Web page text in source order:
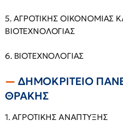
5. ΑΓΡΟΤΙΚΗΣ ΟΙΚΟΝΟΜΙΑΣ
ΒΙΟΤΕΧΝΟΛΟΓΙΑΣ
6. ΒΙΟΤΕΧΝΟΛΟΓΙΑΣ
ΔΗΜΟΚΡΙΤΕΙΟ
ΘΡΑΚΗΣ
1. ΑΓΡΟΤΙΚΗΣ ΑΝΑΠΤΥΞΗΣ